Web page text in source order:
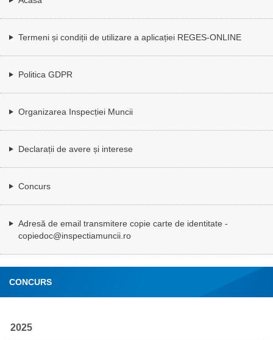
Termeni și condiții de utilizare a aplicației REGES-ONLINE
Politica GDPR
Organizarea Inspecției Muncii
Declarații de avere și interese
Concurs
Adresă de email transmitere copie carte de identitate -
copiedoc@inspectiamuncii.ro
CONCURS
2025